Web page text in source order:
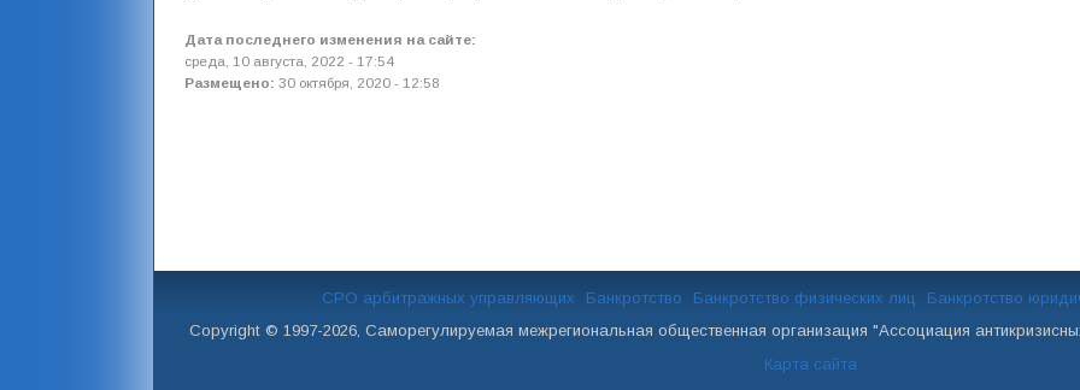
Дата последнего изменения на сайте:
среда, 10 августа, 2022 - 17:54
Размещено: 30 октября, 2020 - 12:58
СРО арбитражных управляющих Банкротство Банкротство физических лиц Банкротство
Copyright © 1997-2026, Саморегулируемая межрегиональная общественная организация "Ассоциация
Карта сайта